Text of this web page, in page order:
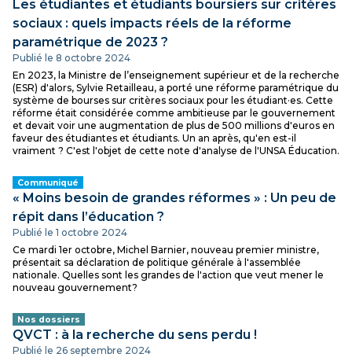
Les étudiantes et étudiants boursiers sur critères
sociaux : quels impacts réels de la réforme
paramétrique de 2023 ?
Publié le 8 octobre 2024
En 2023, la Ministre de l’enseignement supérieur et de la recherche
(ESR) d'alors, Sylvie Retailleau, a porté une réforme paramétrique du
système de bourses sur critères sociaux pour les étudiant·es. Cette
réforme était considérée comme ambitieuse par le gouvernement
et devait voir une augmentation de plus de 500 millions d'euros en
faveur des étudiantes et étudiants. Un an après, qu'en est-il
vraiment ? C'est l'objet de cette note d'analyse de l'UNSA Éducation.
Communiqué
« Moins besoin de grandes réformes » : Un peu de
répit dans l’éducation ?
Publié le 1 octobre 2024
Ce mardi 1er octobre, Michel Barnier, nouveau premier ministre,
présentait sa déclaration de politique générale à l'assemblée
nationale. Quelles sont les grandes de l'action que veut mener le
nouveau gouvernement?
Nos dossiers
QVCT : à la recherche du sens perdu !
Publié le 26 septembre 2024